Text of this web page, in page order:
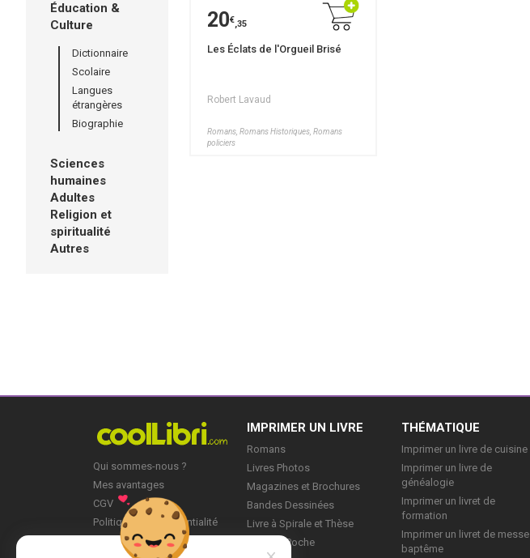
Éducation &
Culture
Dictionnaire
Scolaire
Langues
étrangères
Biographie
Sciences
humaines
Adultes
Religion et
spiritualité
Autres
20€,35
Les Éclats de l'Orgueil Brisé
Robert Lavaud
Romans, Romans Historiques, Romans
policiers
Qui sommes-nous ?
Mes avantages
CGV
Politique de Confidentialité
IMPRIMER UN LIVRE
Romans
Livres Photos
Magazines et Brochures
Bandes Dessinées
Livre à Spirale et Thèse
Livre de Poche
THÉMATIQUE
Imprimer un livre de cuisine
Imprimer un livre de
généalogie
Imprimer un livret de
formation
Imprimer un livret de messe
baptême